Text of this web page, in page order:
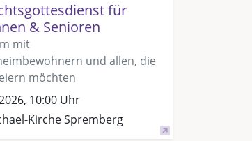
für
& Senioren
mit
und allen, die
möchten
10:00 Uhr
Kirche Spremberg